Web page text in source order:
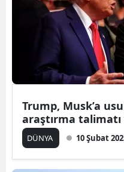
Trump, Musk’a
araştırma talimatı
DÜNYA 10 Şubat